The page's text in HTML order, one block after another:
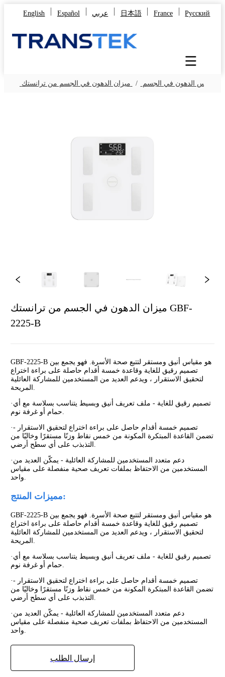
English Español عربي 日本語 France Русский
مقياس الدهون في الجسم /
ميزان الدهون في الجسم من ترانستك GBF-
2225-B
GBF-2225-B هو مقياس أنيق ومستقر لتتبع صحة الأسرة. فهو يجمع بين
تصميم رقيق للغاية وقاعدة خمسة أقدام حاصلة على براءة اختراع
لتحقيق الاستقرار ، ويدعم العديد من المستخدمين للمشاركة العائلية
· تصميم رقيق للغاية - ملف تعريف أنيق وبسيط يتناسب بسلاسة مع أي
·تصميم خمسة أقدام حاصل على براءة اختراع لتحقيق الاستقرار -
تضمن القاعدة المبتكرة المكونة من خمس نقاط وزنًا مستقرًا وخاليًا من
· دعم متعدد المستخدمين للمشاركة العائلية - يمكّن العديد من
المستخدمين من الاحتفاظ بملفات تعريف صحية منفصلة على مقياس
مميزات المنتج:
GBF-2225-B هو مقياس أنيق ومستقر لتتبع صحة الأسرة. فهو يجمع بين
تصميم رقيق للغاية وقاعدة خمسة أقدام حاصلة على براءة اختراع
لتحقيق الاستقرار ، ويدعم العديد من المستخدمين للمشاركة العائلية
· تصميم رقيق للغاية - ملف تعريف أنيق وبسيط يتناسب بسلاسة مع أي
·تصميم خمسة أقدام حاصل على براءة اختراع لتحقيق الاستقرار -
تضمن القاعدة المبتكرة المكونة من خمس نقاط وزنًا مستقرًا وخاليًا من
· دعم متعدد المستخدمين للمشاركة العائلية - يمكّن العديد من
المستخدمين من الاحتفاظ بملفات تعريف صحية منفصلة على مقياس
إرسال الطلب